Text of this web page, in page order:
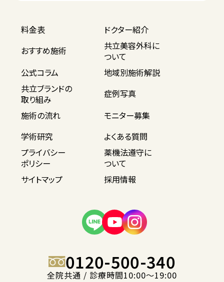
料金表
ドクター紹介
おすすめ施術
共立美容外科に
ついて
公式コラム
地域別施術解説
共立ブランドの
取り組み
症例写真
施術の流れ
モニター募集
学術研究
よくある質問
プライバシー
ポリシー
薬機法遵守に
ついて
サイトマップ
採用情報
0120-500-340
全院共通 / 診療時間10:00〜19:00